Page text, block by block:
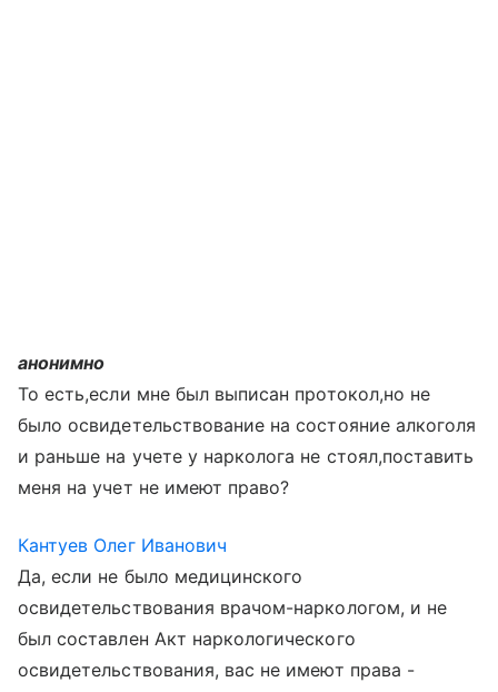
анонимно
То есть,если мне был выписан протокол,но не
было освидетельствование на состояние алкоголя
и раньше на учете у нарколога не стоял,поставить
меня на учет не имеют право?
Кантуев Олег Иванович
Да, если не было медицинского
освидетельствования врачом-наркологом, и не
был составлен Акт наркологического
освидетельствования, вас не имеют права -